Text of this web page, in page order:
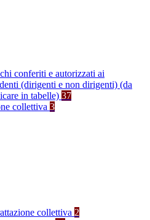
conferiti e autorizzati ai
(dirigenti e non dirigenti) (da
in tabelle) 37
collettiva 3
collettiva 2